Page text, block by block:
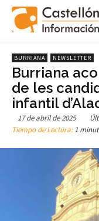
BURRIANA NEWSLETTER
Burriana
de les
infantil
17 de abril de 2025
Tiempo de Lectura:1